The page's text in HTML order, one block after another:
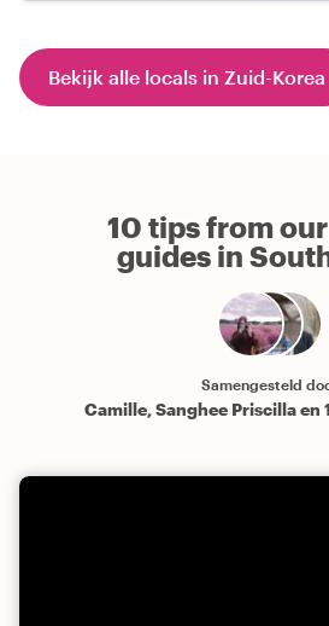
Bekijk alle locals in Zuid-Korea
10 tips from
guides in
Samengesteld
Camille, Sanghee Priscilla en